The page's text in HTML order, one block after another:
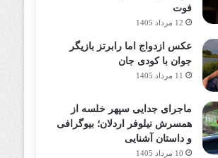
فوت
12 مرداد 1405
عکس ازدواج اما رابرتز بازیگر
جوان با کودی جان
11 مرداد 1405
ماجرای جدایی سپهر خلسه از
همسرش نیلوفر اردلان؛ بیوگرافی
و داستان آشنایی
10 مرداد 1405